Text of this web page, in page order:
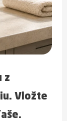
z
Vložte